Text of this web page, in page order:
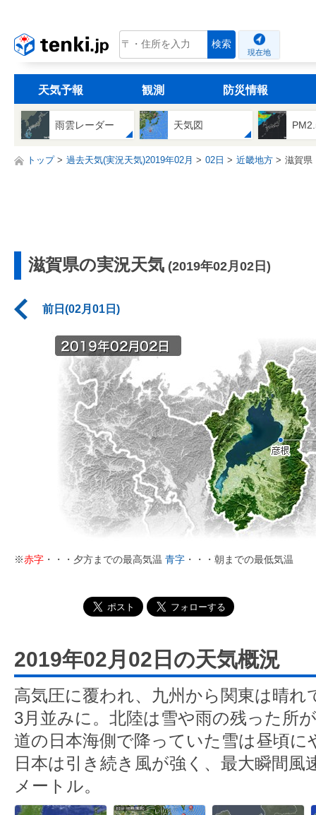
tenki.jp 検索
現在地
天気予報 観測 防災情報
雨雲レーダー 天気図
トップ 過去天気(実況天気)2019年02月 02日 近畿地方 滋賀県
滋賀県の実況天気 (2019年02月02日)
前日(02月01日)
※赤字 ・・・夕方までの最高気温 青字 ・・・朝までの最低気温
2019年02月02日の天気概況
高気圧に覆われ、九州から関東は晴れ
3月並みに。北陸は雪や雨の残った所
道の日本海側で降っていた雪は昼頃に
日本は引き続き風が強く、最大瞬間風
メートル。